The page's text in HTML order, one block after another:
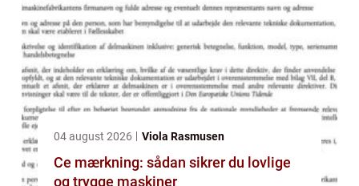
04 august 2026 Viola Rasmusen
Ce mærkning: sådan sikrer du lovlige
og trygge maskiner